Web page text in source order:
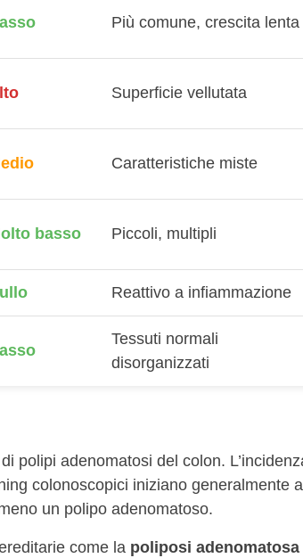
Più comune, crescita lenta
Superficie vellutata
Caratteristiche miste
basso Piccoli, multipli
Reattivo a infiammazione
Tessuti normali
disorganizzati
polipi adenomatosi del colon.
colonoscopici iniziano generalmente a
un polipo adenomatoso.
come la poliposi adenomatosa